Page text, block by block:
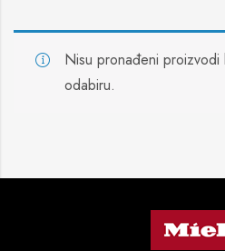
Nisu pronađeni proizvodi
odabiru.